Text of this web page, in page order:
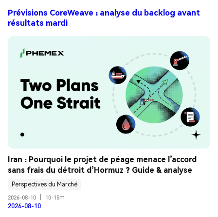
Prévisions CoreWeave : analyse du backlog avant
résultats mardi
Iran : Pourquoi le projet de péage menace l’accord
sans frais du détroit d’Hormuz ? Guide & analyse
Perspectives du Marché
2026-08-10
10-15m
2026-08-10